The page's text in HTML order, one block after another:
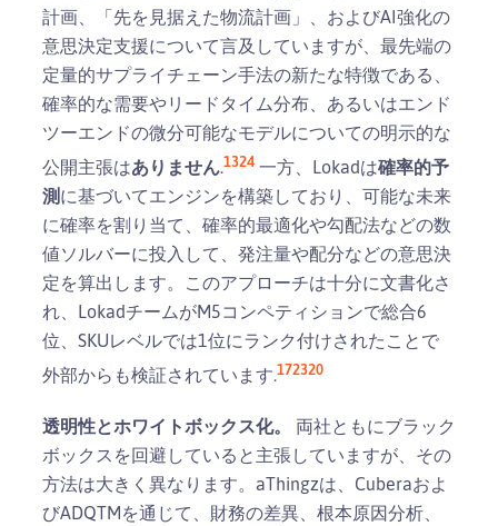
計画、「先を見据えた物流計画」、およびAI強化の
意思決定支援について言及していますが、最先端の
定量的サプライチェーン手法の新たな特徴である、
確率的な需要やリードタイム分布、あるいはエンド
ツーエンドの微分可能なモデルについての明示的な
公開主張はありません.1324 一方、Lokadは確率的予
測 に基づいてエンジンを構築しており、可能な未来
に確率を割り当て、確率的最適化や勾配法などの数
値ソルバーに投入して、発注量や配分などの意思決
定を算出します。このアプローチは十分に文書化さ
れ、LokadチームがM5コンペティションで総合6
位、SKUレベルでは1位にランク付けされたことで
外部からも検証されています.172320
透明性とホワイトボックス化。
両社ともにブラック
ボックスを回避していると主張していますが、その
方法は大きく異なります。aThingzは、Cuberaおよ
びADQTMを通じて、財務の差異、根本原因分析、